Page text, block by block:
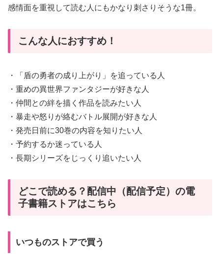
感情面を重視して読む人にもかなり刺さりそうな1冊。
こんな人におすすめ！
・「盾の勇者の成り上がり」を追っている人
・重めの異世界ファンタジーが好きな人
・仲間との絆を描く作品を読みたい人
・暴走や怒りが絡むバトル展開が好きな人
・発売日前に30巻の内容を知りたい人
・予約するか迷っている人
・長期シリーズをじっくり追いたい人
どこで読める？配信中（配信予定）の電
子書籍ストアはこちら
いつものストアで買う